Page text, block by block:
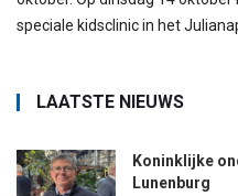
speciale kidsclinic in het
LAATSTE NIEUWS
Koninklijke
Lunenburg